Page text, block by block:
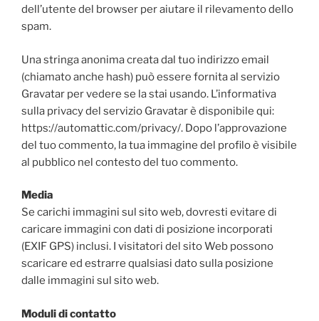
dell’utente del browser per aiutare il rilevamento dello
spam.
Una stringa anonima creata dal tuo indirizzo email
(chiamato anche hash) può essere fornita al servizio
Gravatar per vedere se la stai usando. L’informativa
sulla privacy del servizio Gravatar è disponibile qui:
https://automattic.com/privacy/. Dopo l’approvazione
del tuo commento, la tua immagine del profilo è visibile
al pubblico nel contesto del tuo commento.
Media
Se carichi immagini sul sito web, dovresti evitare di
caricare immagini con dati di posizione incorporati
(EXIF GPS) inclusi. I visitatori del sito Web possono
scaricare ed estrarre qualsiasi dato sulla posizione
dalle immagini sul sito web.
Moduli di contatto